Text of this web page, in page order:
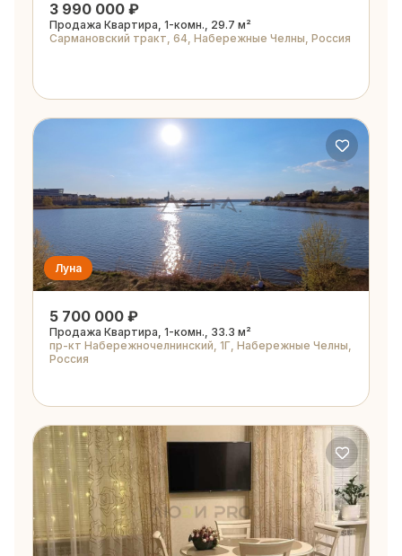
3 990 000 ₽
Продажа Квартира, 1-комн., 29.7 м²
Сармановский тракт, 64, Набережные Челны, Россия
Луна
5 700 000 ₽
Продажа Квартира, 1-комн., 33.3 м²
пр-кт Набережночелнинский, 1Г, Набережные Челны,
Россия